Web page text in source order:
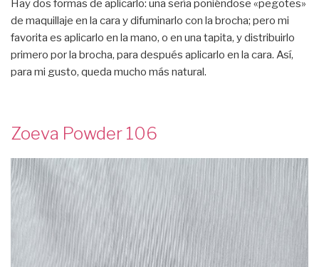
Hay dos formas de aplicarlo: una sería poniéndose «pegotes»
de maquillaje en la cara y difuminarlo con la brocha; pero mi
favorita es aplicarlo en la mano, o en una tapita, y distribuirlo
primero por la brocha, para después aplicarlo en la cara. Así,
para mi gusto, queda mucho más natural.
Zoeva Powder 106